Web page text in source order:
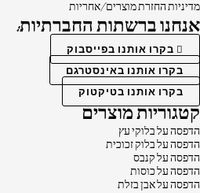
מדיניות החזרת מוצרים/אחריות
אנחנו ברשתות החברתיות:
בקרו אותנו בפייסבוק
בקרו אותנו באינסטרגם
בקרו אותנו בטיקטוק
קטגוריות מוצרים
הדפסה על בלוקי עץ
הדפסה על בלוק זכוכית
הדפסה על קנבס
הדפסה על כוסות
הדפסה על אבן בזלת